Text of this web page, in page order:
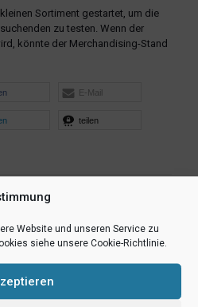
Website und unseren Service zu
siehe unsere Cookie-Richtlinie.
Sortiment gestartet, um die
zu testen. Wenn der
könnte der Merchandising-Stand
E-Mail
teilen